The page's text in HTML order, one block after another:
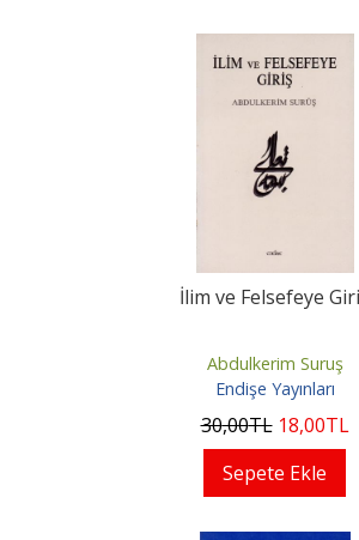
İlim ve Felsefeye
Abdulkerim Suruş
Endişe Yayınları
30,00TL 18,00TL
Sepete Ekle